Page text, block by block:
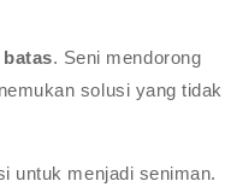
. Seni mendorong
solusi yang tidak
untuk menjadi seniman.